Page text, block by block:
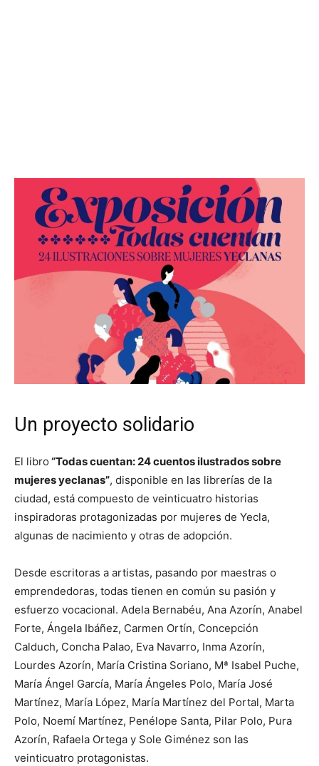
Un proyecto solidario
El libro “Todas cuentan: 24 cuentos ilustrados sobre
mujeres yeclanas”, disponible en las librerías de la
ciudad, está compuesto de veinticuatro historias
inspiradoras protagonizadas por mujeres de Yecla,
algunas de nacimiento y otras de adopción.
Desde escritoras a artistas, pasando por maestras o
emprendedoras, todas tienen en común su pasión y
esfuerzo vocacional. Adela Bernabéu, Ana Azorín, Anabel
Forte, Ángela Ibáñez, Carmen Ortín, Concepción
Calduch, Concha Palao, Eva Navarro, Inma Azorín,
Lourdes Azorín, María Cristina Soriano, Mª Isabel Puche,
María Ángel García, María Ángeles Polo, María José
Martínez, María López, María Martínez del Portal, Marta
Polo, Noemí Martínez, Penélope Santa, Pilar Polo, Pura
Azorín, Rafaela Ortega y Sole Giménez son las
veinticuatro protagonistas.